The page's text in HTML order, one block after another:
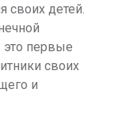
своих детей.
это первые
своих
и